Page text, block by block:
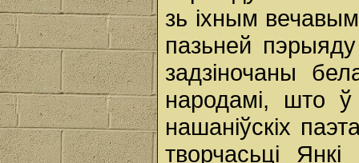
зь іхным
пазьней пэрыяду
задзіночаны
народамі, што ў
нашаніўскіх
творчасьці